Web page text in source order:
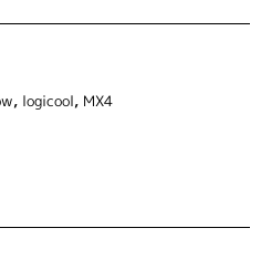
, logicool, MX4